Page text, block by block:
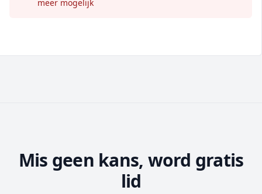
meer mogelijk
Mis geen kans, word gratis
lid